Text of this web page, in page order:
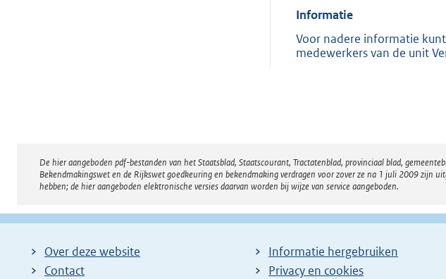
Informatie
Voor nadere informatie
medewerkers van de unit
Disclaimer
De hier aangeboden pdf-bestanden van het Staatsblad, Staatscourant, Tractatenblad, provinciaal blad,
Bekendmakingswet en de Rijkswet goedkeuring en bekendmaking verdragen voor zover ze na 1 juli 2009 zijn
hebben; de hier aangeboden elektronische versies daarvan worden bij wijze van service aangeboden.
Over deze website
Contact
Informatie hergebruiken
Privacy en cookies